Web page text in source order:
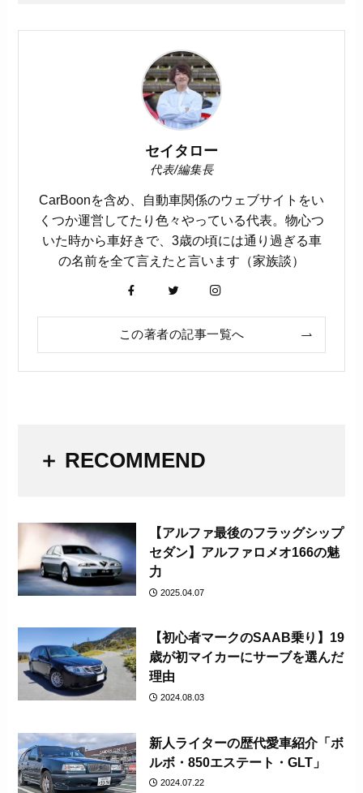
セイタロー
代表/編集長
CarBoonを含め、自動車関係のウェブサイトをい
くつか運営してたり色々やっている代表。物心つ
いた時から車好きで、3歳の頃には通り過ぎる車
の名前を全て言えたと言います（家族談）
この著者の記事一覧へ
＋ RECOMMEND
【アルファ最後のフラッグシップ
セダン】アルファロメオ166の魅
力
2025.04.07
【初心者マークのSAAB乗り】19
歳が初マイカーにサーブを選んだ
理由
2024.08.03
新人ライターの歴代愛車紹介「ボ
ルボ・850エステート・GLT」
2024.07.22